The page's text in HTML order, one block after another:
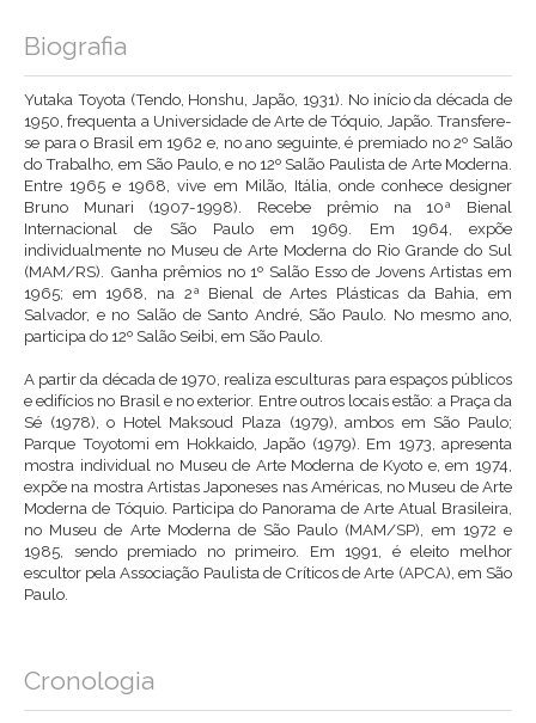
Biografia
Yutaka Toyota (Tendo, Honshu, Japão, 1931). No início da década de
1950, frequenta a Universidade de Arte de Tóquio, Japão. Transfere-
se para o Brasil em 1962 e, no ano seguinte, é premiado no 2º Salão
do Trabalho, em São Paulo, e no 12º Salão Paulista de Arte Moderna.
Entre 1965 e 1968, vive em Milão, Itália, onde conhece designer
Bruno Munari (1907-1998). Recebe prêmio na 10ª Bienal
Internacional de São Paulo em 1969. Em 1964, expõe
individualmente no Museu de Arte Moderna do Rio Grande do Sul
(MAM/RS). Ganha prêmios no 1º Salão Esso de Jovens Artistas em
1965; em 1968, na 2ª Bienal de Artes Plásticas da Bahia, em
Salvador, e no Salão de Santo André, São Paulo. No mesmo ano,
participa do 12º Salão Seibi, em São Paulo.
A partir da década de 1970, realiza esculturas para espaços públicos
e edifícios no Brasil e no exterior. Entre outros locais estão: a Praça da
Sé (1978), o Hotel Maksoud Plaza (1979), ambos em São Paulo;
Parque Toyotomi em Hokkaido, Japão (1979). Em 1973, apresenta
mostra individual no Museu de Arte Moderna de Kyoto e, em 1974,
expõe na mostra Artistas Japoneses nas Américas, no Museu de Arte
Moderna de Tóquio. Participa do Panorama de Arte Atual Brasileira,
no Museu de Arte Moderna de São Paulo (MAM/SP), em 1972 e
1985, sendo premiado no primeiro. Em 1991, é eleito melhor
escultor pela Associação Paulista de Críticos de Arte (APCA), em São
Paulo.
Cronologia